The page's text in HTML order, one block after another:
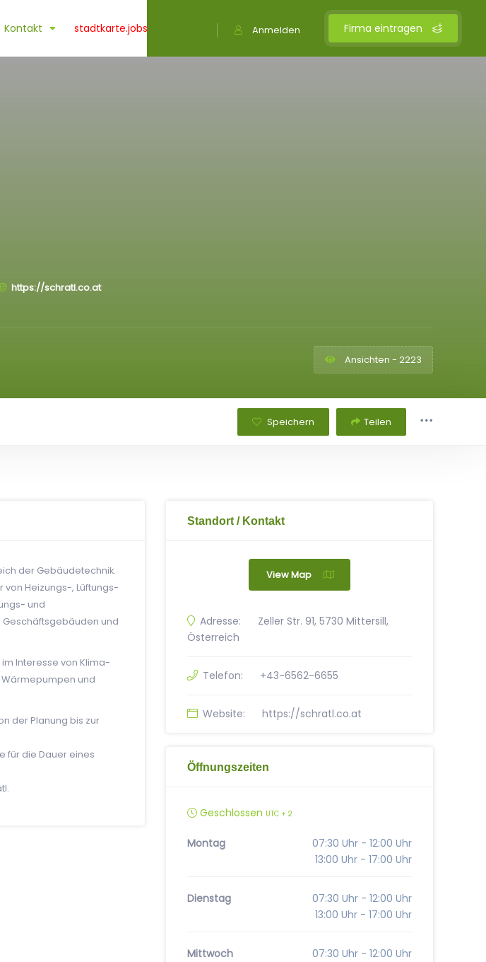
Firma eintragen
Anmelden
Kontakt stadtkarte.jobs
https://schratl.co.at
Ansichten - 2223
Speichern Teilen
der Gebäudetechnik.
Heizungs-, Lüftungs-
und
Geschäftsgebäuden und
Interesse von Klima-
und
der Planung bis zur
für die Dauer eines
Standort / Kontakt
View Map
Adresse:
Zeller Str. 91, 5730 Mittersill,
Österreich
Telefon: +43-6562-6655
Website: https://schratl.co.at
Öffnungszeiten
Geschlossen UTC + 2
Montag
07:30 Uhr - 12:00 Uhr
13:00 Uhr - 17:00 Uhr
Dienstag
07:30 Uhr - 12:00 Uhr
13:00 Uhr - 17:00 Uhr
Mittwoch
07:30 Uhr - 12:00 Uhr